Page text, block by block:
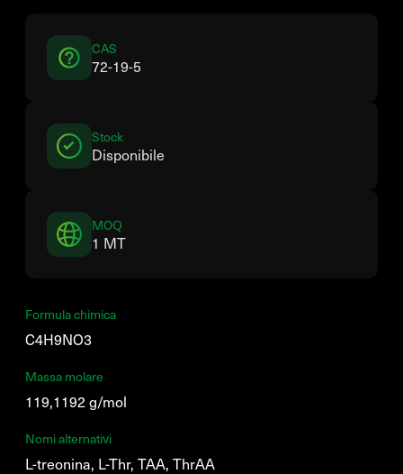
CAS
72-19-5
Stock
Disponibile
MOQ
1 MT
Formula chimica
C4H9NO3
Massa molare
119,1192 g/mol
Nomi alternativi
L-treonina, L-Thr, TAA, ThrAA